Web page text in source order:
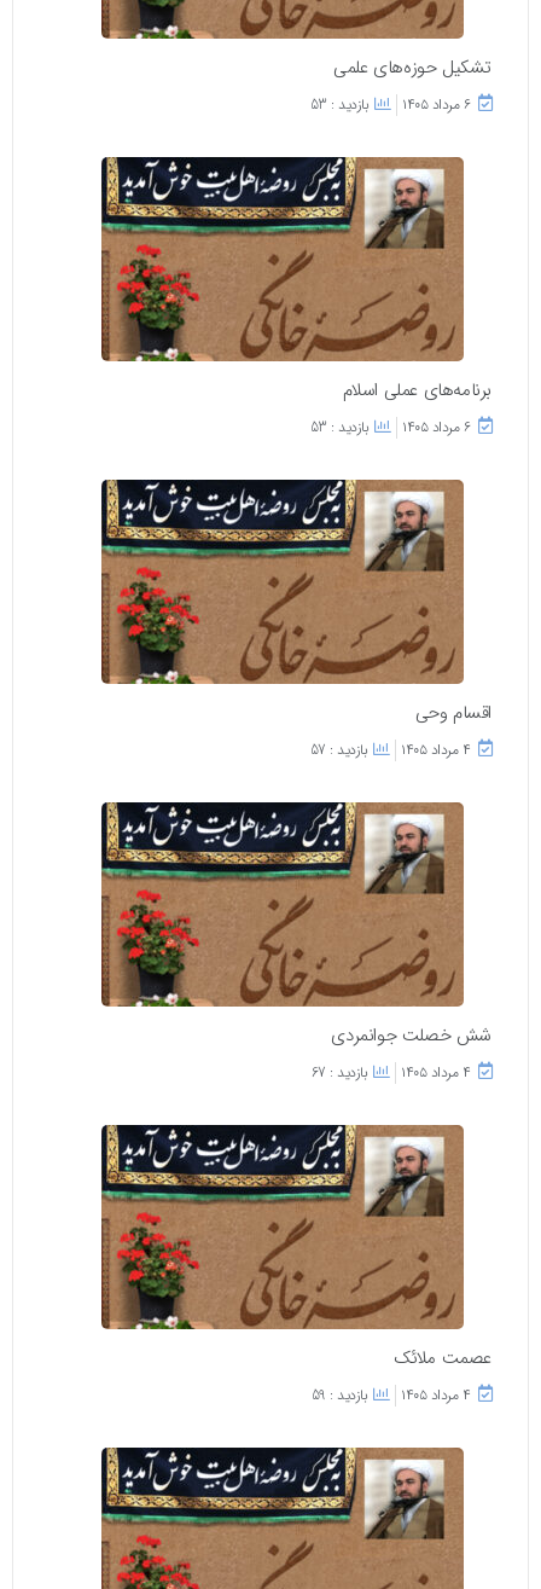
تشکیل حوزه‌های علمی
۶ مرداد ۱۴۰۵ بازدید : 53
برنامه‌های عملی اسلام
۶ مرداد ۱۴۰۵ بازدید : 53
اقسام وحی
۴ مرداد ۱۴۰۵ بازدید : 57
شش خصلت جوانمردی
۴ مرداد ۱۴۰۵ بازدید : 67
عصمت ملائک
۴ مرداد ۱۴۰۵ بازدید : 59